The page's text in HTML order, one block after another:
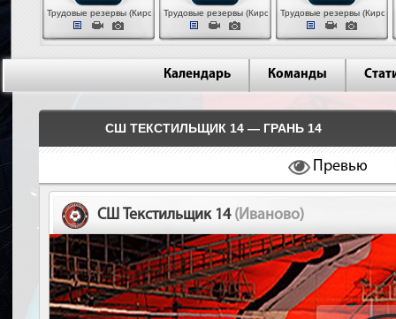
Трудовые резервы (Киров) Трудовые резервы (Киров) Трудовые резервы (Киров)
Календарь Команды
СШ ТЕКСТИЛЬЩИК 14 — ГРАНЬ 14
Превью
СШ Текстильщик 14 (Иваново)